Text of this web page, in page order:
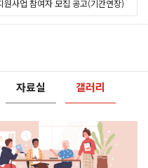
사업 참여자 모집 공고(기간연장)
회복지사 채용공고
상담가 모집공고
사업 참여자 모집 공고(기간연장)
회복지사 채용공고
자료실 갤러리